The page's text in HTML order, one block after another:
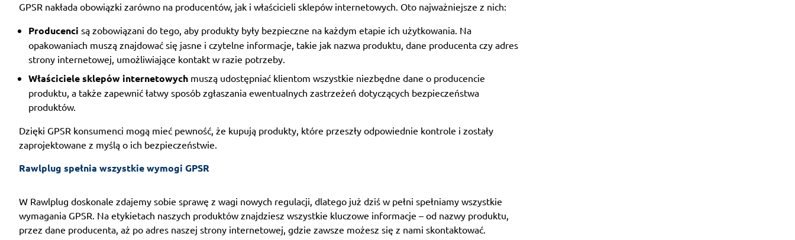
GPSR nakłada obowiązki zarówno na producentów, jak i właścicieli sklepów internetowych. Oto najważniejsze z nich:
Producenci są zobowiązani do tego, aby produkty były bezpieczne na każdym etapie ich użytkowania. Na
opakowaniach muszą znajdować się jasne i czytelne informacje, takie jak nazwa produktu, dane producenta czy adres
strony internetowej, umożliwiające kontakt w razie potrzeby.
Właściciele sklepów internetowych muszą udostępniać klientom wszystkie niezbędne dane o producencie
produktu, a także zapewnić łatwy sposób zgłaszania ewentualnych zastrzeżeń dotyczących bezpieczeństwa
produktów.
Dzięki GPSR konsumenci mogą mieć pewność, że kupują produkty, które przeszły odpowiednie kontrole i zostały
zaprojektowane z myślą o ich bezpieczeństwie.
Rawlplug spełnia wszystkie wymogi GPSR
W Rawlplug doskonale zdajemy sobie sprawę z wagi nowych regulacji, dlatego już dziś w pełni spełniamy wszystkie
wymagania GPSR. Na etykietach naszych produktów znajdziesz wszystkie kluczowe informacje – od nazwy produktu,
przez dane producenta, aż po adres naszej strony internetowej, gdzie zawsze możesz się z nami skontaktować.